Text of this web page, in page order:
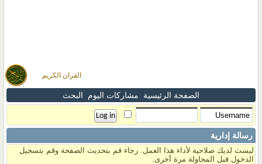
القران الكريم
الصفحة الرئيسية مشاركات اليوم البحث
رسالة إدارية
ليست لديك صلاحية لأداء هذا العمل. رجاء قم بتحديث الصفحة وقم بتسجيل
الدخول قبل المحاولة مرة أخرى.